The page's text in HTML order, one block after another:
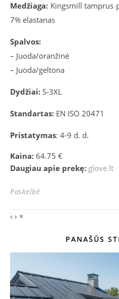
Medžiaga: Kingsmill tamprus
7% elastanas
Spalvos:
– Juoda/oranžinė
– Juoda/geltona
Dydžiai: S-3XL
Standartas: EN ISO 20471
Pristatymas: 4-9 d. d.
Kaina: 64.75 €
Daugiau apie prekę: glove.lt
Paskelbė
‹ › ×
PANAŠŪS